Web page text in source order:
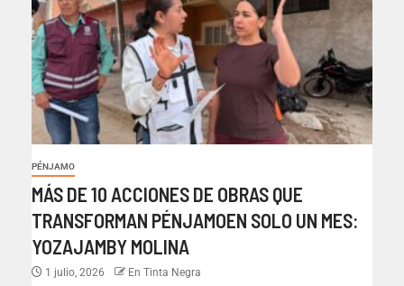
PÉNJAMO
MÁS DE 10 ACCIONES DE OBRAS QUE
TRANSFORMAN PÉNJAMOEN SOLO UN MES:
YOZAJAMBY MOLINA
1 julio, 2026 En Tinta Negra